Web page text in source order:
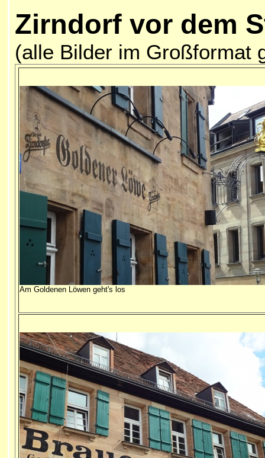
Zirndorf vor dem
(alle Bilder im Großformat
Am Goldenen Löwen geht's los